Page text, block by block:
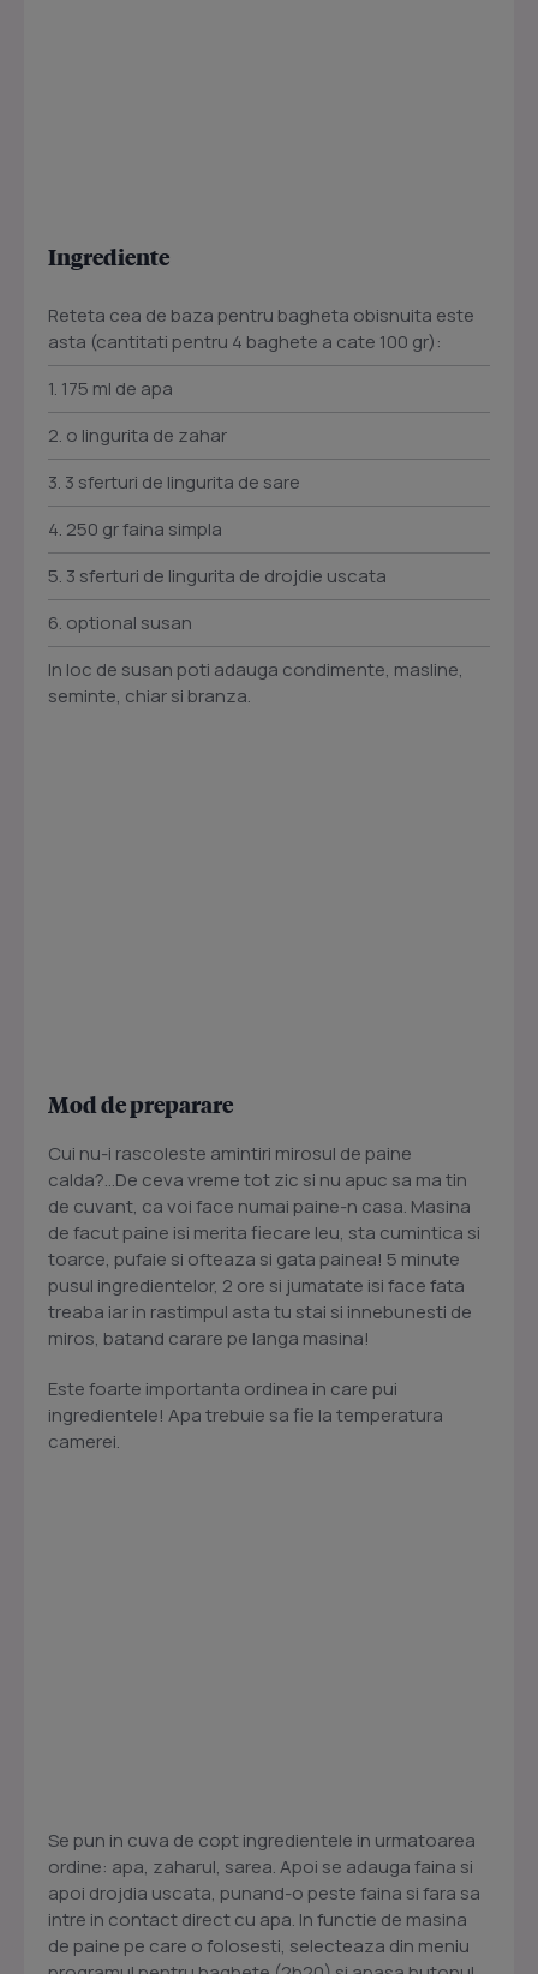
Ingrediente
Reteta cea de baza pentru bagheta obisnuita este
asta (cantitati pentru 4 baghete a cate 100 gr):
1. 175 ml de apa
2. o lingurita de zahar
3. 3 sferturi de lingurita de sare
4. 250 gr faina simpla
5. 3 sferturi de lingurita de drojdie uscata
6. optional susan
In loc de susan poti adauga condimente, masline,
seminte, chiar si branza.
Mod de preparare
Cui nu-i rascoleste amintiri mirosul de paine
calda?...De ceva vreme tot zic si nu apuc sa ma tin
de cuvant, ca voi face numai paine-n casa. Masina
de facut paine isi merita fiecare leu, sta cumintica si
toarce, pufaie si ofteaza si gata painea! 5 minute
pusul ingredientelor, 2 ore si jumatate isi face fata
treaba iar in rastimpul asta tu stai si innebunesti de
miros, batand carare pe langa masina!
Este foarte importanta ordinea in care pui
ingredientele! Apa trebuie sa fie la temperatura
camerei.
Se pun in cuva de copt ingredientele in urmatoarea
ordine: apa, zaharul, sarea. Apoi se adauga faina si
apoi drojdia uscata, punand-o peste faina si fara sa
intre in contact direct cu apa. In functie de masina
de paine pe care o folosesti, selecteaza din meniu